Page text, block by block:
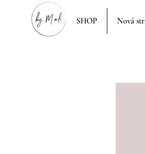
SHOP Nová